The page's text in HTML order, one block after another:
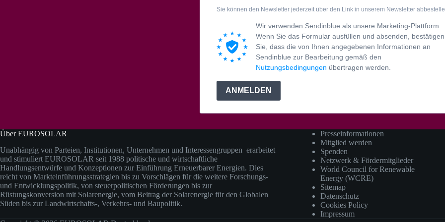
Sie können den Newsletter jederzeit über den Link in unserem Newsletter
Wir verwenden Sendinblue als unsere Marketing-Plattform.
Wenn Sie das Formular ausfüllen und absenden, bestätigen
Sie, dass die von Ihnen angegebenen Informationen an
Sendinblue zur Bearbeitung gemäß den
Nutzungsbedingungen übertragen werden.
ANMELDEN
Über EUROSOLAR
Unabhängig von Parteien, Institutionen, Unternehmen und Interessengruppen erarbeitet
und stimuliert EUROSOLAR seit 1988 politische und wirtschaftliche
Handlungsentwürfe und Konzeptionen zur Einführung Erneuerbarer Energien. Dies
reicht von Markteinführungsstrategien bis zu Vorschlägen für die weitere Forschungs-
und Entwicklungspolitik, von steuerpolitischen Förderungen bis zur
Rüstungskonversion mit Solarenergie, vom Beitrag der Solarenergie für den Globalen
Süden bis zur Landwirtschafts-, Verkehrs- und Baupolitik.
Presseinformationen
Mitglied werden
Spenden
Netzwerk & Fördermitglieder
World Council for Renewable
Energy (WCRE)
Sitemap
Datenschutz
Cookies Policy
Impressum